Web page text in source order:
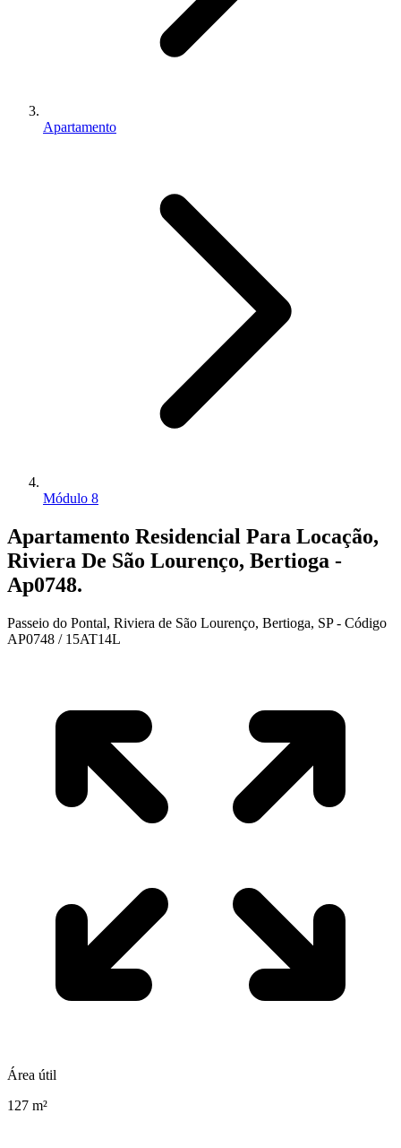
Apartamento
Módulo 8
Apartamento Residencial Para Locação,
Riviera De São Lourenço, Bertioga -
Ap0748.
Passeio do Pontal, Riviera de São Lourenço, Bertioga, SP - Código
AP0748 / 15AT14L
Área útil
127 m²